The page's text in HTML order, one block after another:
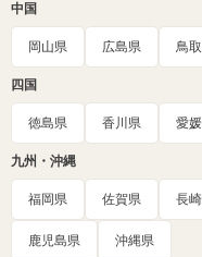
中国
岡山県 広島県 鳥
四国
徳島県 香川県 愛
九州・沖縄
福岡県 佐賀県 長
鹿児島県 沖縄県